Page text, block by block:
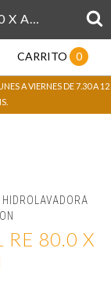
HIDROLAVADORA STIHL RE 80.0 X ALTA PRESION
CARRITO 0
A VIERNES DE 7.30 A 12
HIDROLAVADORA
RE 80.0 X